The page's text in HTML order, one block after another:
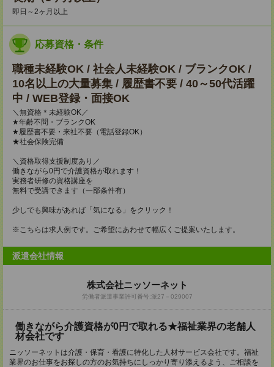
即日～2ヶ月以上
応募資格・条件
職種未経験OK / 社会人未経験OK / ブランクOK /
10名以上の大量募集 / 履歴書不要 / 40～50代活躍
中 / WEB登録・面接OK
＼無資格＊未経験OK／
★年齢不問・ブランクOK
★履歴書不要・来社不要（電話登録OK）
★社会保険完備
＼資格取得支援制度あり／
働きながら0円で介護資格が取れます！
実務者研修の資格講座を
無料で受講できます（一部条件有）
少しでも興味があれば「気になる」をクリック！
※こちらは求人例です。ご希望にあわせて幅広くご提案いたします。
派遣会社情報
株式会社ニッソーネット
労働者派遣事業許可番号:派27－029007
働きながら介護資格が0円で取れる★福祉業界の老舗人
材会社です
ニッソーネットは介護・保育・看護に特化した人材サービス会社です。福祉
業界のお仕事をお探しの方のお気持ちにしっかり寄り添えるよう、ご相談を